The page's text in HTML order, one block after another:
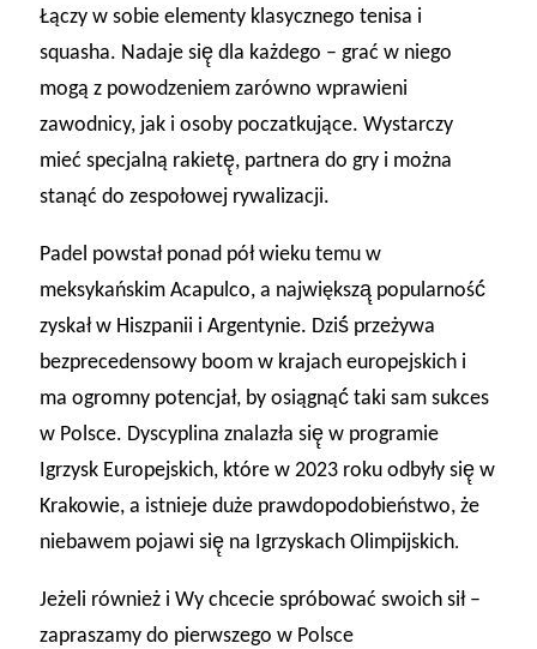
Łączy w sobie elementy klasycznego tenisa i
squasha. Nadaje się̨ dla każdego – grać w niego
mogą z powodzeniem zarówno wprawieni
zawodnicy, jak i osoby poczatkujące. Wystarczy
mieć specjalną rakietę̨, partnera do gry i można
stanąć do zespołowej rywalizacji.
Padel powstał ponad pół wieku temu w
meksykańskim Acapulco, a największą̨ popularność́
zyskał w Hiszpanii i Argentynie. Dziś́ przeżywa
bezprecedensowy boom w krajach europejskich i
ma ogromny potencjał, by osiągnąć́ taki sam sukces
w Polsce. Dyscyplina znalazła się̨ w programie
Igrzysk Europejskich, które w 2023 roku odbyły się̨ w
Krakowie, a istnieje duże prawdopodobieństwo, że
niebawem pojawi się̨ na Igrzyskach Olimpijskich.
Jeżeli również i Wy chcecie spróbować swoich sił –
zapraszamy do pierwszego w Polsce